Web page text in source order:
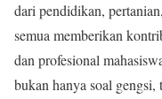
dari pendidikan,
semua memberikan
dan profesional
bukan hanya soal gengsi,